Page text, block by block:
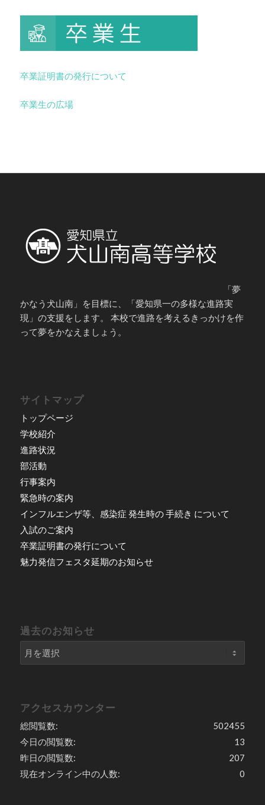
卒業証明書の発行について
卒業生の広場
「夢
かなう犬山南」を目標に、「愛知県一の多様な進路実
現」の支援をします。 本校で進路を考えるきっかけを作
って夢をかなえましょう。
サイトマップ
トップページ
学校紹介
進路状況
部活動
行事案内
緊急時の案内
インフルエンザ等、感染症 発生時の 手続き について
入試のご案内
卒業証明書の発行について
魅力発信フェスタ延期のお知らせ
過去のお知らせ
アクセスカウンター
502455
総閲覧数:
13
今日の閲覧数:
207
昨日の閲覧数:
0
現在オンライン中の人数: